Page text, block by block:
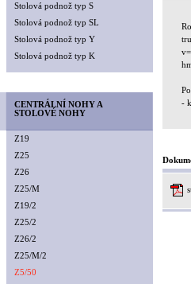
Stolová podnož typ S
Stolová podnož typ SL
Stolová podnož typ Y
Stolová podnož typ K
CENTRÁLNÍ NOHY A
STOLOVÉ NOHY
Z19
Z25
Z26
Z25/M
Z19/2
Z25/2
Z26/2
Z25/M/2
Z5/50
-